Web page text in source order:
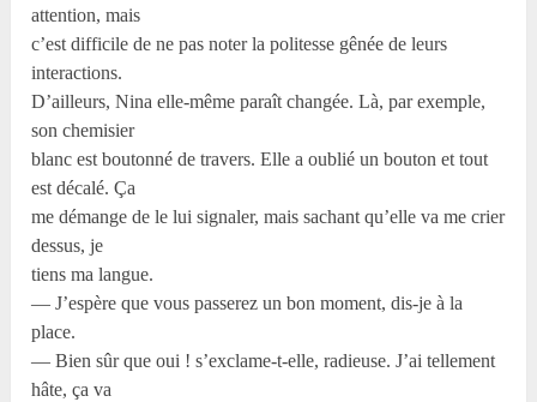
attention, mais
c’est difficile de ne pas noter la politesse gênée de leurs
interactions.
D’ailleurs, Nina elle-même paraît changée. Là, par exemple,
son chemisier
blanc est boutonné de travers. Elle a oublié un bouton et tout
est décalé. Ça
me démange de le lui signaler, mais sachant qu’elle va me crier
dessus, je
tiens ma langue.
— J’espère que vous passerez un bon moment, dis-je à la
place.
— Bien sûr que oui ! s’exclame-t-elle, radieuse. J’ai tellement
hâte, ça va